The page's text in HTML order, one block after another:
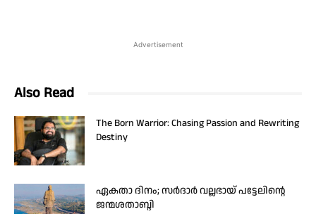
Advertisement
Also Read
The Born Warrior: Chasing Passion and Rewriting
Destiny
ഏകതാ ദിനം; സർദാർ വല്ലഭായ് പട്ടേലിന്റെ
ജന്മശതാബ്ദി